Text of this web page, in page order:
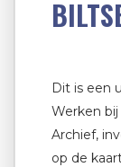
Dit is een
Werken
Archief,
op de